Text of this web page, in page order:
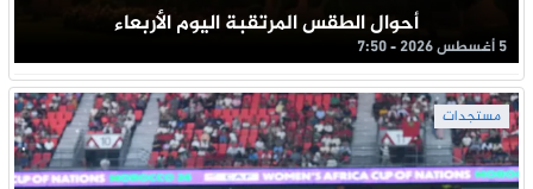
أحوال الطقس المرتقبة اليوم الأربعاء
5 أغسطس 2026 - 7:50
مستجدات